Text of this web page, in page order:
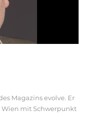
Magazins evolve. Er
mit Schwerpunkt